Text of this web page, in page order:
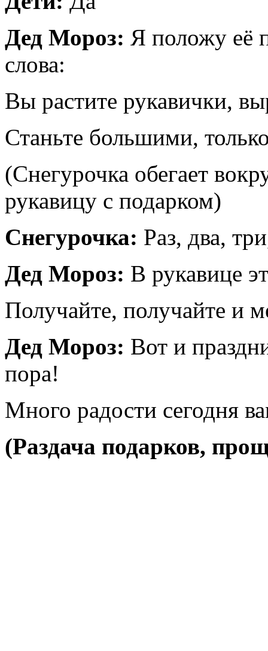
Дед Мороз: Я положу её
слова:
Вы растите рукавички,
Станьте большими,
(Снегурочка обегает
рукавицу с подарком)
Снегурочка: Раз, два,
Дед Мороз: В рукавице
Получайте, получайте и
Дед Мороз: Вот и
пора!
Много радости сегодня
(Раздача подарков,